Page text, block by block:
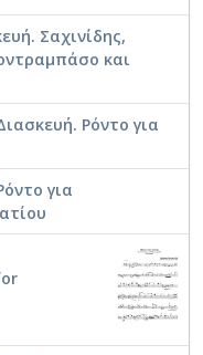
Σαχινίδης,
και
Ρόντο για
για